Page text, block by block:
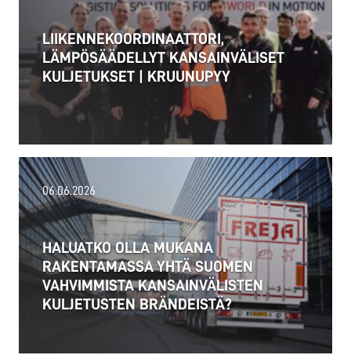
02.07.2026
Alankomaat otti 1.7.2026 käyttöön uuden raskaan
liikenteen etäisyysperusteisen tiemaksun
(Vrachtwagenheffing), joka koskee yli 3,5 tonnin...
Lue lisää
LIIKENNEKOORDINAATTORI,
LÄMPÖSÄÄDELLYT KANSAINVÄLISET
KULJETUKSET | KRUUNUPYY
06.06.2026
HALUATKO OLLA MUKANA
RAKENTAMASSA YHTÄ SUOMEN
VAHVIMMISTA KANSAINVÄLISTEN
KULJETUSTEN BRÄNDEISTÄ?